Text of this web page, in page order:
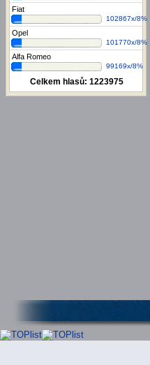
Fiat
102867x/8%
Opel
101770x/8%
Alfa Romeo
99169x/8%
Celkem hlasů: 1223975